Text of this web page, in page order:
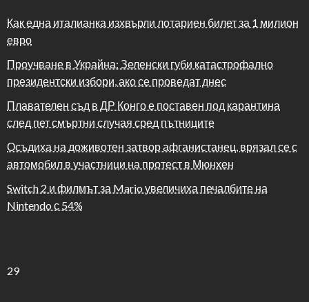
Как една италианка изхвърли лотариен билет за 1 милион
евро
Проучване в Украйна: Зеленски губи катастрофално
президентски избори, ако се проведат днес
Плавателен съд в ДР Конго е поставен под карантина
след пет смъртни случая сред пътниците
Осъдиха на доживотен затвор афганистанец, врязал се с
автомобил в участници на протест в Мюнхен
Switch 2 и филмът за Mario увеличиха печалбите на
Nintendo с 54%
29